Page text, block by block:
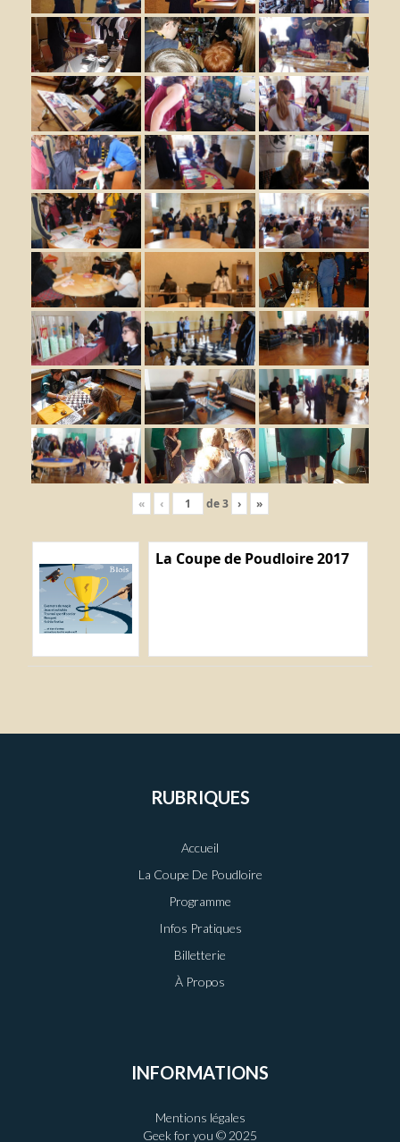
« ‹ de3 › »
La Coupe de Poudloire 2017
RUBRIQUES
Accueil
La Coupe De Poudloire
Programme
Infos Pratiques
Billetterie
À Propos
INFORMATIONS
Mentions légales
Geek for you © 2025